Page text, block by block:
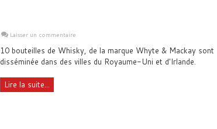
Laisser un commentaire
10 bouteilles de Whisky, de la marque Whyte & Mackay sont
disséminée dans des villes du Royaume-Uni et d'Irlande.
Lire la suite...